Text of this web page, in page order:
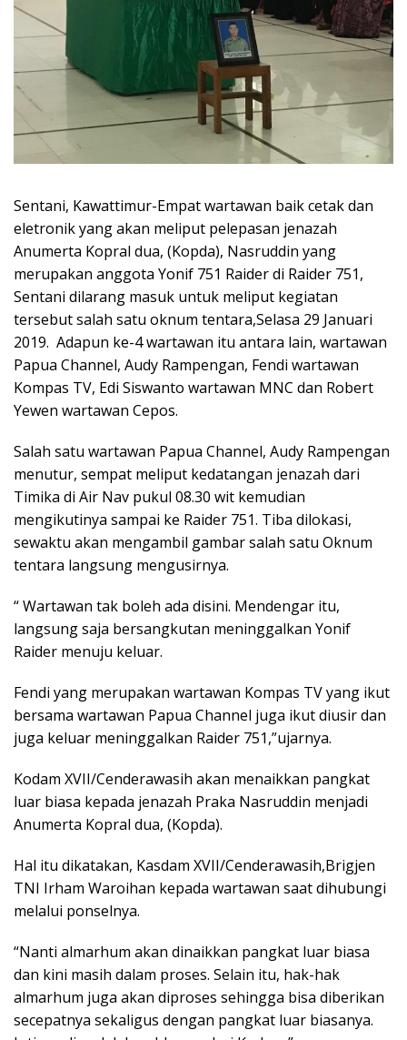
Sentani, Kawattimur-Empat wartawan baik cetak dan
eletronik yang akan meliput pelepasan jenazah
Anumerta Kopral dua, (Kopda), Nasruddin yang
merupakan anggota Yonif 751 Raider di Raider 751,
Sentani dilarang masuk untuk meliput kegiatan
tersebut salah satu oknum tentara,Selasa 29 Januari
2019. Adapun ke-4 wartawan itu antara lain, wartawan
Papua Channel, Audy Rampengan, Fendi wartawan
Kompas TV, Edi Siswanto wartawan MNC dan Robert
Yewen wartawan Cepos.
Salah satu wartawan Papua Channel, Audy Rampengan
menutur, sempat meliput kedatangan jenazah dari
Timika di Air Nav pukul 08.30 wit kemudian
mengikutinya sampai ke Raider 751. Tiba dilokasi,
sewaktu akan mengambil gambar salah satu Oknum
tentara langsung mengusirnya.
“ Wartawan tak boleh ada disini. Mendengar itu,
langsung saja bersangkutan meninggalkan Yonif
Raider menuju keluar.
Fendi yang merupakan wartawan Kompas TV yang ikut
bersama wartawan Papua Channel juga ikut diusir dan
juga keluar meninggalkan Raider 751,”ujarnya.
Kodam XVII/Cenderawasih akan menaikkan pangkat
luar biasa kepada jenazah Praka Nasruddin menjadi
Anumerta Kopral dua, (Kopda).
Hal itu dikatakan, Kasdam XVII/Cenderawasih,Brigjen
TNI Irham Waroihan kepada wartawan saat dihubungi
melalui ponselnya.
“Nanti almarhum akan dinaikkan pangkat luar biasa
dan kini masih dalam proses. Selain itu, hak-hak
almarhum juga akan diproses sehingga bisa diberikan
secepatnya sekaligus dengan pangkat luar biasanya.